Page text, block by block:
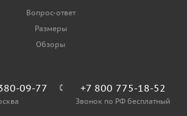
Вопрос-ответ
Размеры
Обзоры
09-77 +7 800 775-18-52
Звонок по РФ бесплатный